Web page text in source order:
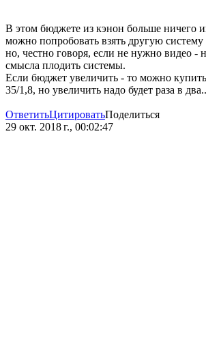
В этом бюджете из кэнон больше ничего
можно попробовать взять другую
но, честно говоря, если не нужно видео -
смысла плодить системы.
Если бюджет увеличить - то можно
35/1,8, но увеличить надо будет раза в
ОтветитьЦитироватьПоделиться
29 окт. 2018 г., 00:02:47